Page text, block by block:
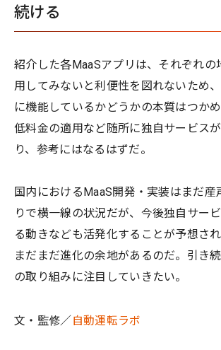
続ける
紹介した各MaaSアプリは、それぞれの
用してみないと利便性を図れないため
に機能しているかどうかの本質はつか
低料金の適用など随所に独自サービス
り、参考にはなるはずだ。
国内におけるMaaS開発・実装はまだ産
りで横一線の状況だが、今後独自サー
る動きなども活発化することが予想さ
まだまだ進化の余地があるのだ。引き
の取り組みに注目していきたい。
文・監修／ 自動運転ラボ